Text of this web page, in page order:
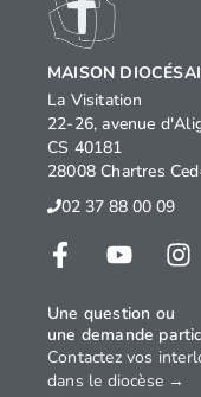
MAISON
La Visitation
22-26, avenue
CS 40181
28008 Chartres
02 37 88 00 09
Une question ou
une demande
Contactez vos
dans le diocèse →